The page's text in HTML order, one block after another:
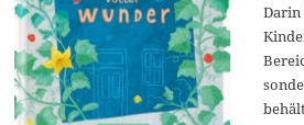
Darin